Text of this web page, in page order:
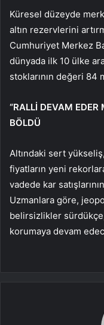
Küresel düzeyde
altın rezervlerini
Cumhuriyet Merkez
dünyada ilk 10 ülke
stoklarının değeri 84
“RALLİ DEVAM
BÖLDÜ
Altındaki sert
fiyatların yeni
vadede kar
Uzmanlara göre,
belirsizlikler
korumaya devam